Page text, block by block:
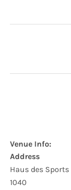
Venue Info
Address
Haus des Sports
1040